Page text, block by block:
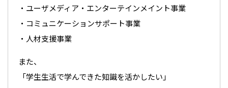
・ユーザメディア・エンターテインメイント事業
・コミュニケーションサポート事業
・人材支援事業
また、
「学生生活で学んできた知識を活かしたい」